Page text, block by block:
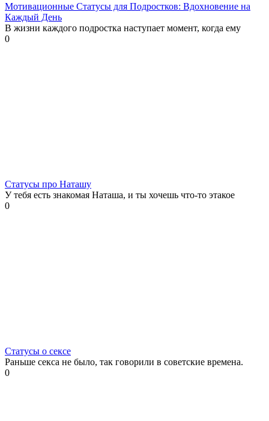
Мотивационные Статусы для Подростков: Вдохновение на
Каждый День
В жизни каждого подростка наступает момент, когда ему
0
Статусы про Наташу
У тебя есть знакомая Наташа, и ты хочешь что-то этакое
0
Статусы о сексе
Раньше секса не было, так говорили в советские времена.
0